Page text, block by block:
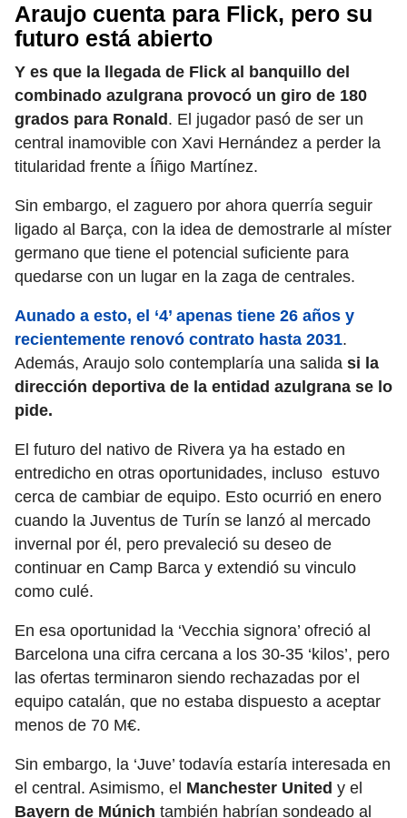
Araujo cuenta para Flick, pero su
futuro está abierto
Y es que la llegada de Flick al banquillo del
combinado azulgrana provocó un giro de 180
grados para Ronald . El jugador pasó de ser un
central inamovible con Xavi Hernández a perder la
titularidad frente a Íñigo Martínez.
Sin embargo, el zaguero por ahora querría seguir
ligado al Barça, con la idea de demostrarle al míster
germano que tiene el potencial suficiente para
quedarse con un lugar en la zaga de centrales.
Aunado a esto, el ‘4’ apenas tiene 26 años y
recientemente renovó contrato hasta 2031.
Además, Araujo solo contemplaría una salida si la
dirección deportiva de la entidad azulgrana se lo
pide.
El futuro del nativo de Rivera ya ha estado en
entredicho en otras oportunidades, incluso estuvo
cerca de cambiar de equipo. Esto ocurrió en enero
cuando la Juventus de Turín se lanzó al mercado
invernal por él, pero prevaleció su deseo de
continuar en Camp Barca y extendió su vinculo
como culé.
En esa oportunidad la ‘Vecchia signora’ ofreció al
Barcelona una cifra cercana a los 30-35 ‘kilos’, pero
las ofertas terminaron siendo rechazadas por el
equipo catalán, que no estaba dispuesto a aceptar
menos de 70 M€.
Sin embargo, la ‘Juve’ todavía estaría interesada en
el central. Asimismo, el Manchester United y el
Bayern de Múnich también habrían sondeado al